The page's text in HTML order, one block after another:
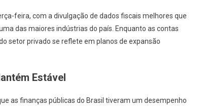
feira, com a divulgação de dados fiscais melhores que
das maiores indústrias do país. Enquanto as contas
setor privado se reflete em planos de expansão
Estável
as finanças públicas do Brasil tiveram um desempenho